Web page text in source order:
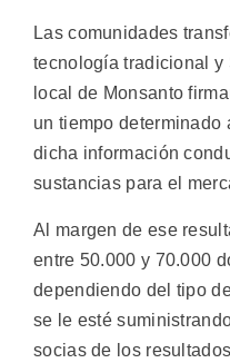
Las comunidades
tecnología tradicional y
local de Monsanto
un tiempo determinado
dicha información
sustancias para el
Al margen de ese
entre 50.000 y 70.000
dependiendo del tipo
se le esté
socias de los